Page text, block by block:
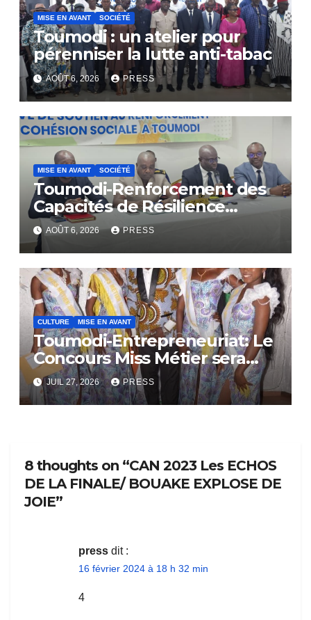
MISE EN AVANT SOCIÉTÉ
Toumodi : un atelier pour
pérenniser la lutte anti-tabac
AOÛT 6, 2026 PRESS
MISE EN AVANT SOCIÉTÉ
Toumodi-Renforcement des
Capacités de Résilience
Communautaire
AOÛT 6, 2026 PRESS
CULTURE MISE EN AVANT
Toumodi-Entrepreneuriat: Le
Concours Miss Métier sera
bientôt lance.
JUIL 27, 2026 PRESS
8 thoughts on “CAN 2023 Les ECHOS
DE LA FINALE/ BOUAKE EXPLOSE DE
JOIE”
press dit :
16 février 2024 à 18 h 32 min
4